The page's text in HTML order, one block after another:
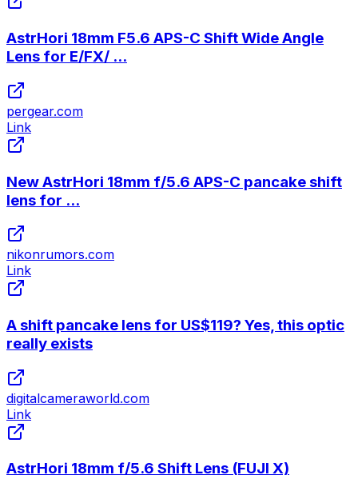
AstrHori 18mm F5.6 APS-C Shift Wide Angle
Lens for E/FX/ ...
pergear.com
Link
New AstrHori 18mm f/5.6 APS-C pancake shift
lens for ...
nikonrumors.com
Link
A shift pancake lens for US$119? Yes, this optic
really exists
digitalcameraworld.com
Link
AstrHori 18mm f/5.6 Shift Lens (FUJI X)